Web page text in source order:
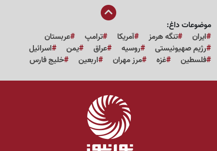
موضوعات داغ:
ایران
تنگه هرمز آمریکا ترامپ
عربستان
رژیم صهیونیستی
روسیه عراق یمن
اسرائیل
فلسطین
غزه مرز مهران اربعین خلیج فارس